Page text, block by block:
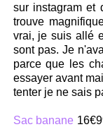
sur instagram et
trouve
vrai, je suis allé
sont pas. Je
parce que les
essayer avant
tenter je ne sais
Sac banane